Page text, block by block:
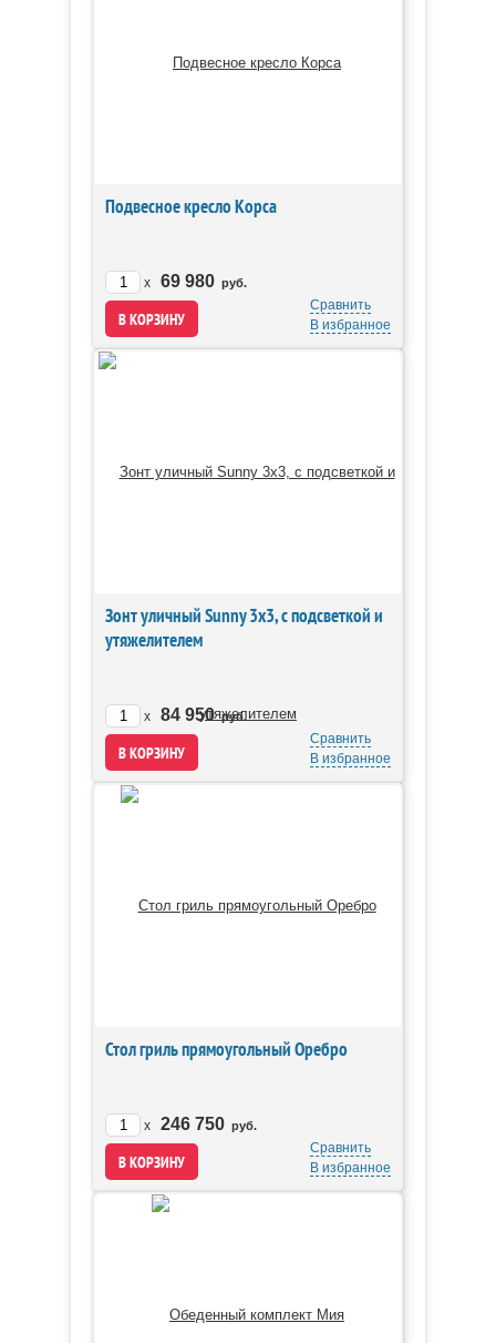
Подвесное кресло Корса
x 69 980 руб.
Сравнить
В избранное
Зонт уличный Sunny 3х3, с подсветкой и
утяжелителем
x 84 950 руб.
Сравнить
В избранное
Стол гриль прямоугольный Оребро
x 246 750 руб.
Сравнить
В избранное